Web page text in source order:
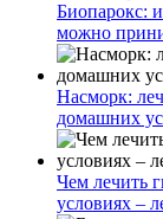
Биопарокс:
можно
Насморк:
домашних
Чем лечить
условиях –